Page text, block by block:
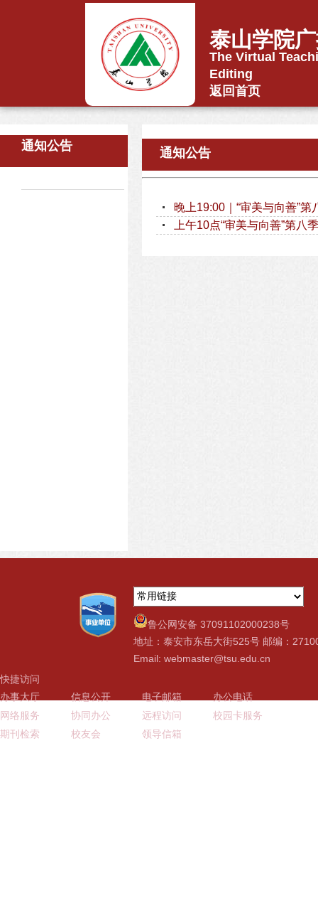
泰山学院
The Virtual
Editing
返回首页
通知公告 通知公告
晚上19:00｜“审美与向善”
上午10点“审美与向善”第
鲁公网安备 37091102000238号
地址：泰安市东岳大街525号 邮编：
Email: webmaster@tsu.edu.cn
快捷访问
办事大厅
信息公开 电子邮箱
办公电话
网络服务
协同办公 远程访问
校园卡服务
期刊检索
校友会 领导信箱